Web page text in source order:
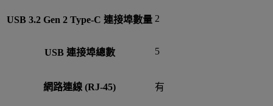
USB 3.2 Gen 2 Type-C 連接埠數量 2
USB 連接埠總數 5
網路連線 (RJ-45) 有